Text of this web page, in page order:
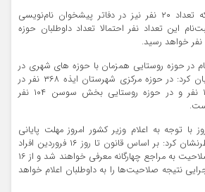
فرماندار ایذه با بیان اینکه تعداد ۲۰ نفر نیز در دفاتر پیشخوان نام‌نویسی
این تعداد نفر احتمالا تعداد داوطلبان حوزه
در حوزه روستایی همزمان با حوزه های شهری در
حال انجام گرفتن است بیان کرد: در حوزه مرکزی شهرستان ایذه ۳۶۸ نفر در
حوزه روستایی دهدز ۱۳۰ نفر و در حوزه روستایی بخش سوسن ۱۰۴ نفر
با توجه به اعلام وزیر کشور امروز مهلت پایانی
ثبت‌نام‌ها خواهد بود خاطرنشان کرد: بر اساس قانون تا روز ۱۶ فروردین افراد
ثبت‌نام شده برای تایید صلاحیت به مراجع چهارگانه معرفی خواهند شد و از ۱۶
اجرایی نتیجه صلاحیت‌ها را به داوطلبان اعلام خواهد